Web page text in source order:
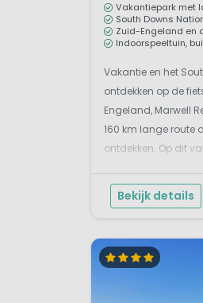
Vakantiepark met
South Downs
Zuid-Engeland en
Indoorspeeltuin,
Vakantie en het
ontdekken op de
Engeland, Marwell
160 km lange route
ontdekken. Op dit
een leuke lodge
Bekijk details